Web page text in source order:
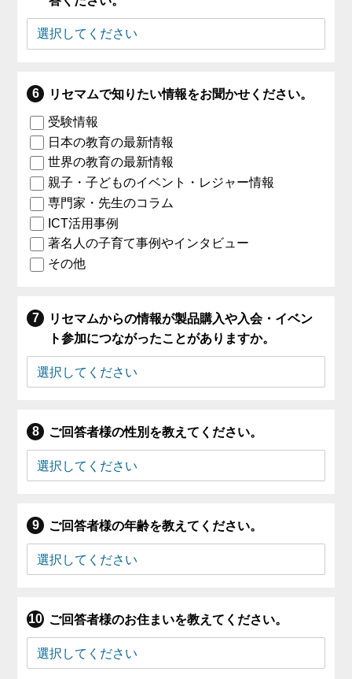
リセマムで知りたい情報をお聞かせください。
受験情報
日本の教育の最新情報
世界の教育の最新情報
親子・子どものイベント・レジャー情報
専門家・先生のコラム
ICT活用事例
著名人の子育て事例やインタビュー
その他
リセマムからの情報が製品購入や入会・イベン
ト参加につながったことがありますか。
ご回答者様の性別を教えてください。
ご回答者様の年齢を教えてください。
ご回答者様のお住まいを教えてください。